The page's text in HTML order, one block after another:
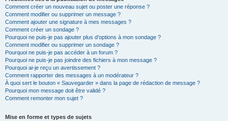
Comment créer un nouveau sujet ou poster une réponse ?
Comment modifier ou supprimer un message ?
Comment ajouter une signature à mes messages ?
Comment créer un sondage ?
Pourquoi ne puis-je pas ajouter plus d’options à mon sondage ?
Comment modifier ou supprimer un sondage ?
Pourquoi ne puis-je pas accéder à un forum ?
Pourquoi ne puis-je pas joindre des fichiers à mon message ?
Pourquoi ai-je reçu un avertissement ?
Comment rapporter des messages à un modérateur ?
À quoi sert le bouton « Sauvegarder » dans la page de rédaction de message ?
Pourquoi mon message doit être validé ?
Comment remonter mon sujet ?
Mise en forme et types de sujets